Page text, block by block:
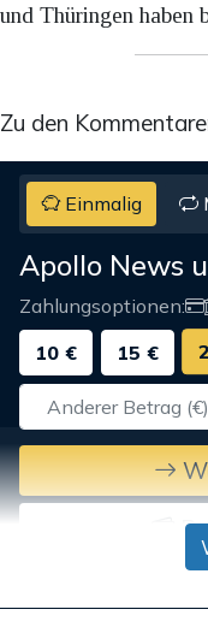
und Thüringen haben
Zu den
Einmalig
Apollo News
Zahlungsoptionen:
10 €
15 €